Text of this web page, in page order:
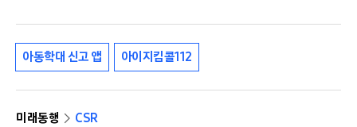
아동학대 신고 앱 아이지킴콜112
미래동행
CSR